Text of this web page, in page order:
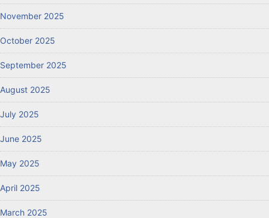
November 2025
October 2025
September 2025
August 2025
July 2025
June 2025
May 2025
April 2025
March 2025